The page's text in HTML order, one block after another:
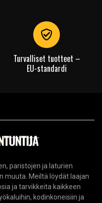
Turvalliset tuotteet –
EU-standardi
paristojen ja laturien
muuta. Meiltä löydät laajan
ja tarvikkeita kaikkeen
kodinkoneisiin ja